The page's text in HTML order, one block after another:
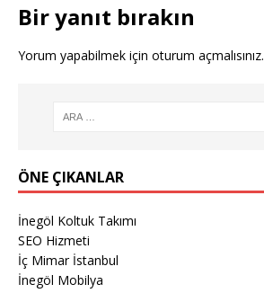
Bir yanıt bırakın
Yorum yapabilmek için oturum açmalısınız.
ÖNE ÇIKANLAR
İnegöl Koltuk Takımı
SEO Hizmeti
İç Mimar İstanbul
İnegöl Mobilya